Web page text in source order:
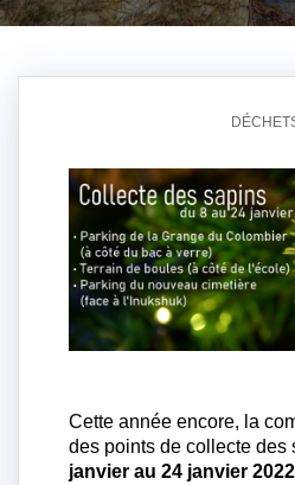
Cette année encore, la
des points de collecte des
janvier au 24 janvier 2022